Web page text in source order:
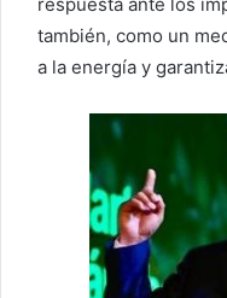
también, como un
a la energía y